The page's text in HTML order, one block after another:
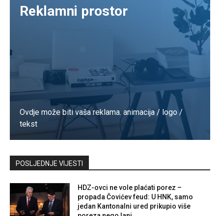
Reklamni prostor
Ovdje može biti vaša reklama. animacija / logo /
tekst
Kontaktirajte nas
POSLJEDNJE VIJESTI
HDZ-ovci ne vole plaćati porez –
propada Čovićev feud: U HNK, samo
jedan Kantonalni ured prikupio više